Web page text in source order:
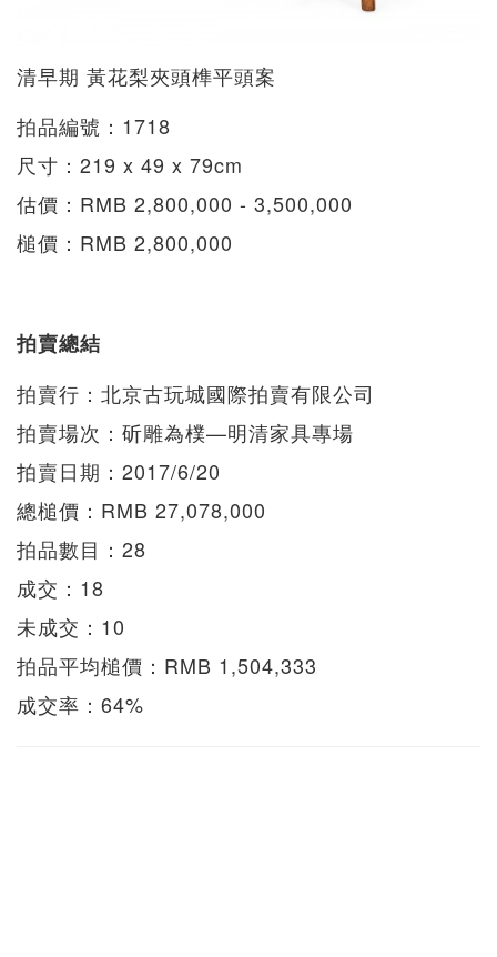
清早期 黃花梨夾頭榫平頭案
拍品編號：1718
尺寸：219 x 49 x 79cm
估價：RMB 2,800,000 - 3,500,000
槌價：RMB 2,800,000
拍賣總結
拍賣行：北京古玩城國際拍賣有限公司
拍賣場次：斫雕為樸—明清家具專場
拍賣日期：2017/6/20
總槌價：RMB 27,078,000
拍品數目：28
成交：18
未成交：10
拍品平均槌價：RMB 1,504,333
成交率：64%